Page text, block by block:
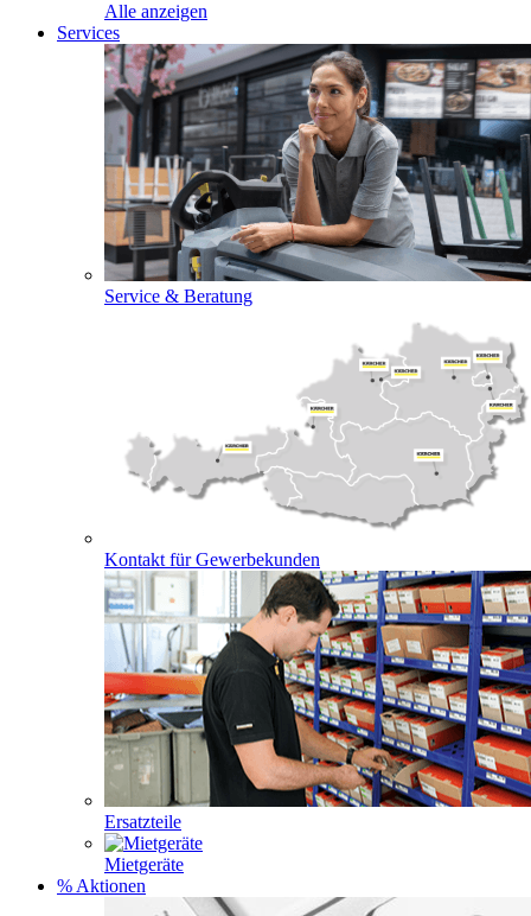
Alle anzeigen
Services
Service & Beratung
Kontakt für Gewerbekunden
Ersatzteile
Mietgeräte
% Aktionen